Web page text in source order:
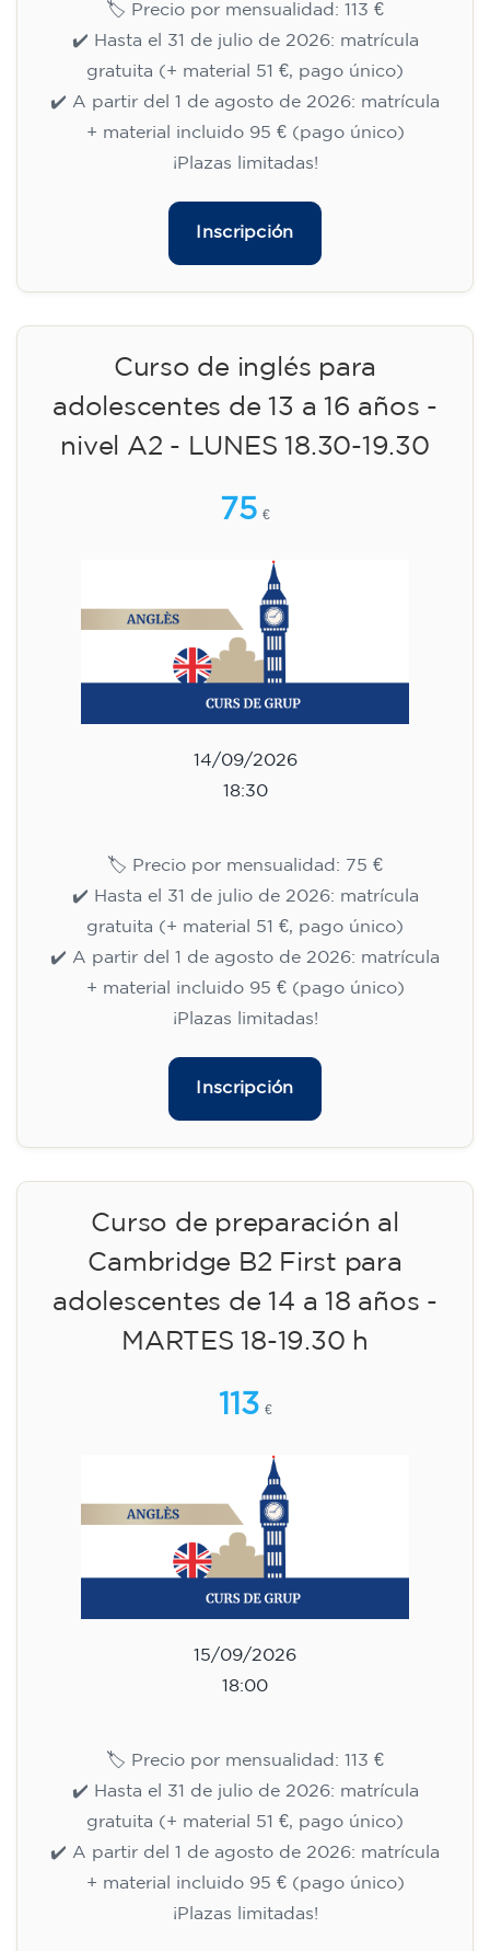
🏷️ Precio por mensualidad: 113 €
✔️ Hasta el 31 de julio de 2026: matrícula
gratuita (+ material 51 €, pago único)
✔️ A partir del 1 de agosto de 2026: matrícula
+ material incluido 95 € (pago único)
¡Plazas limitadas!
Inscripción
Curso de inglés para
adolescentes de 13 a 16 años -
nivel A2 - LUNES 18.30-19.30
75 €
14/09/2026
18:30
🏷️ Precio por mensualidad: 75 €
✔️ Hasta el 31 de julio de 2026: matrícula
gratuita (+ material 51 €, pago único)
✔️ A partir del 1 de agosto de 2026: matrícula
+ material incluido 95 € (pago único)
¡Plazas limitadas!
Inscripción
Curso de preparación al
Cambridge B2 First para
adolescentes de 14 a 18 años -
MARTES 18-19.30 h
113 €
15/09/2026
18:00
🏷️ Precio por mensualidad: 113 €
✔️ Hasta el 31 de julio de 2026: matrícula
gratuita (+ material 51 €, pago único)
✔️ A partir del 1 de agosto de 2026: matrícula
+ material incluido 95 € (pago único)
¡Plazas limitadas!